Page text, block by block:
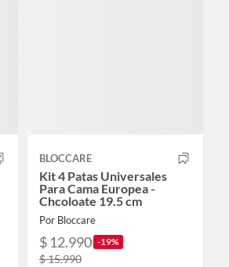
BLOCCARE
Kit 4 Patas Universales
Para Cama Europea -
Chcoloate 19.5 cm
Por Bloccare
$ 12.990 -19%
$ 15.990